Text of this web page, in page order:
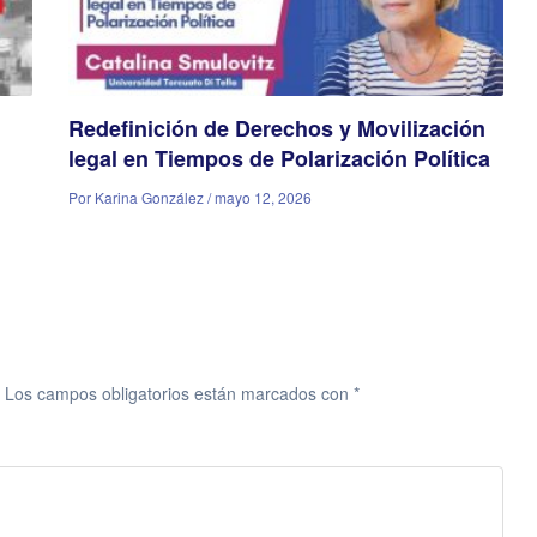
Redefinición de Derechos y Movilización
legal en Tiempos de Polarización Política
Por Karina González / mayo 12, 2026
Los campos obligatorios están marcados con *